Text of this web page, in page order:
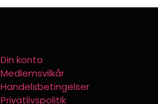
Din konto
Medlemsvilkår
Handelsbetingelser
Privatlivspolitik